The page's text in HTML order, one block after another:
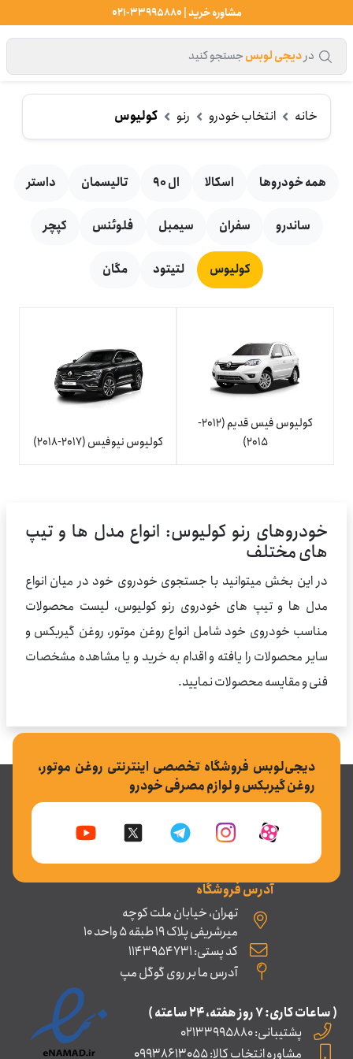
مشاوره خرید | 33995880-021
دردیجی لوبسجستجو کنید
خانه انتخاب خودرو رنو کولیوس
همه خودروها اسکالا ال 90 تالیسمان داستر
ساندرو سفران سیمبل فلوئنس کپچر
کولیوس لتیتود مگان
کولیوس فیس قدیم (2012-
2015)
کولیوس نیوفیس (2017-2018)
خودروهای رنو کولیوس: انواع مدل ها و تیپ
های مختلف
در این بخش میتوانید با جستجوی خودروی خود در میان انواع
مدل ها و تیپ های خودروی رنو کولیوس، لیست محصولات
مناسب خودروی خود شامل انواع روغن موتور، روغن گیربکس و
سایر محصولات را یافته و اقدام به خرید و یا مشاهده مشخصات
فنی و مقایسه محصولات نمایید.
دیجی‌لوبس فروشگاه تخصصی اینترنتی روغن موتور،
روغن گیربکس و لوازم مصرفی خودرو
آدرس فروشگاه
تهران، خیابان ملت کوچه
میرشریفی پلاک 19 طبقه 5 واحد 10
کد پستی: 1143954731
آدرس ما بر روی گوگل مپ
( ساعات کاری: ۷ روز ﻫﻔﺘﻪ، ۲۴ ﺳﺎﻋﺘﻪ )
پشتیبانی: 02133995880
مشاوره انتخاب کالا: 09938613055